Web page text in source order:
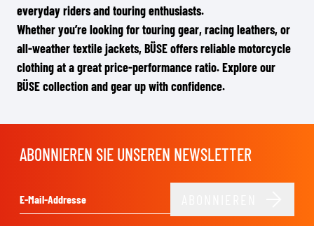
everyday riders and touring enthusiasts.
Whether you’re looking for touring gear, racing leathers, or
all-weather textile jackets, BÜSE offers reliable motorcycle
clothing at a great price-performance ratio. Explore our
BÜSE collection and gear up with confidence.
ABONNIEREN SIE UNSEREN NEWSLETTER